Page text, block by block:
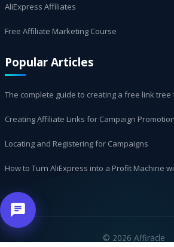
AliExpress Affiliates
Free Affiliate Marketing Course
Popular Articles
The complete guide to creating a free link
Creating Affiliate Links for Campaign Promotion
Locating and Registering for Campaigns
How to Turn AliExpress into a Profit Machine
© 2026 Affiracle